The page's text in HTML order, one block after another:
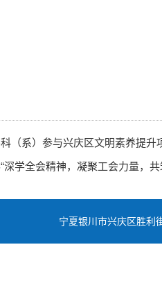
（系）参与兴庆区文明素养提升
深学全会精神，凝聚工会力量，
宁夏银川市兴庆区胜